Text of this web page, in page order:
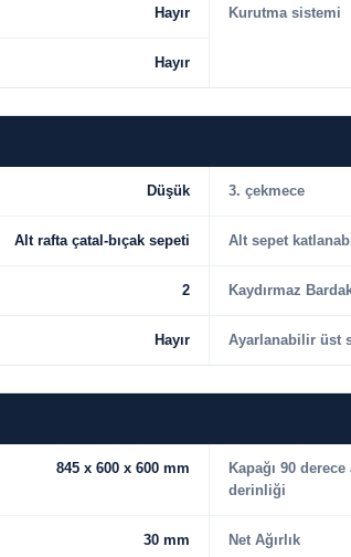
Hayır Kurutma sistemi
Hayır
Düşük 3. çekmece
Alt rafta çatal-bıçak sepeti Alt sepet
2 Kaydırmaz
Hayır Ayarlanabilir üst
845 x 600 x 600 mm
Kapağı 90
derinliği
30 mm Net Ağırlık